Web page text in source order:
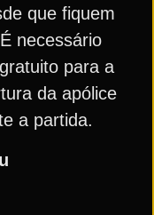
que fiquem
necessário
para a
da apólice
a partida.